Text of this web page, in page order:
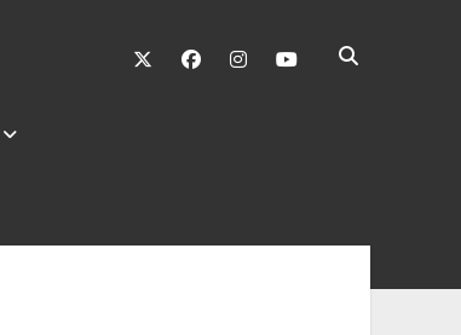
twitter facebookinstagramyoutube